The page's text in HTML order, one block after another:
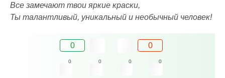
Все замечают твои яркие краски,
Ты талантливый, уникальный и необычный человек!
0 0
0 0 0 0